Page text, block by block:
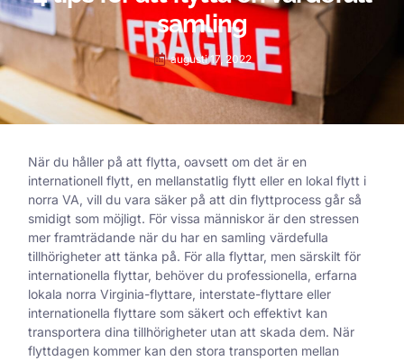
samling
augusti 17, 2022
När du håller på att flytta, oavsett om det är en
internationell flytt, en mellanstatlig flytt eller en lokal flytt i
norra VA, vill du vara säker på att din flyttprocess går så
smidigt som möjligt. För vissa människor är den stressen
mer framträdande när du har en samling värdefulla
tillhörigheter att tänka på. För alla flyttar, men särskilt för
internationella flyttar, behöver du professionella, erfarna
lokala norra Virginia-flyttare, interstate-flyttare eller
internationella flyttare som säkert och effektivt kan
transportera dina tillhörigheter utan att skada dem. När
flyttdagen kommer kan den stora transporten mellan